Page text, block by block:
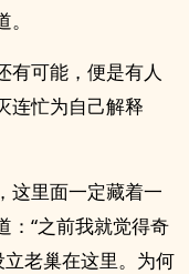
有可能，便是有人
连忙为自己解释
这里面一定藏着一
：“之前我就觉得奇
老巢在这里。为何